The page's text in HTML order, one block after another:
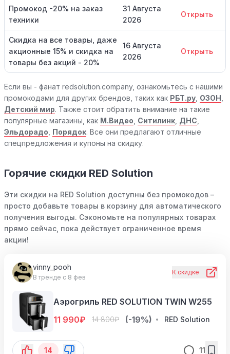
Промокод -20% на заказ
техники
31 Августа
2026
Открыть
Скидка на все товары, даже
акционные 15% и скидка на
товары без акций - 20%
16 Августа
2026
Открыть
Если вы - фанат redsolution.company, ознакомьтесь с нашими
промокодами для других брендов, таких как РБТ.ру ОЗОН
Детский мир. Также стоит обратить внимание на такие
популярные магазины, как М.Видео Ситилинк ДНС
Эльдорадо Порядок. Все они предлагают отличные
спецпредложения и купоны на скидку.
Горячие скидки RED Solution
Эти скидки на RED Solution доступны без промокодов –
просто добавьте товары в корзину для автоматического
получения выгоды. Сэкономьте на популярных товарах
прямо сейчас, пока действует ограниченное время
акции!
vinny_pooh
В тренде с 8 фев
К скидке
Аэрогриль RED SOLUTION TWIN W255
11 990₽ 14 800₽ (-19%) RED Solution
14 11